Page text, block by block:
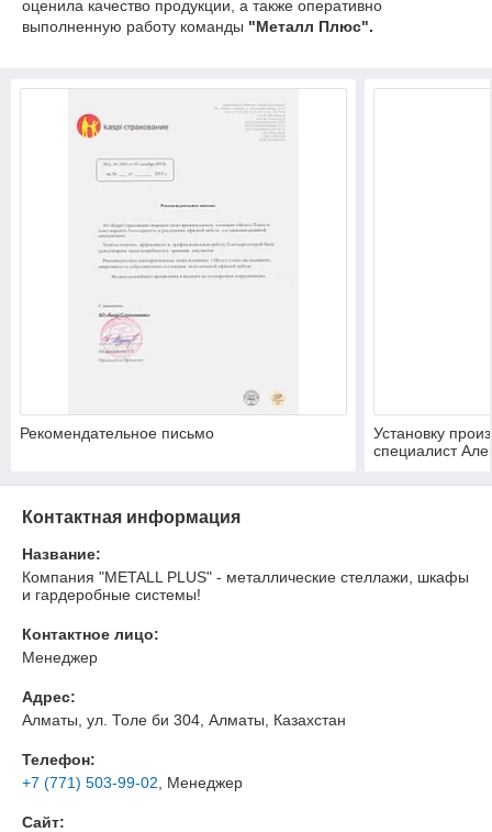
оценила качество продукции, а также оперативно
выполненную работу команды "Металл Плюс".
Рекомендательное письмо
Установку
специалист
Контактная информация
Название:
Компания "METALL PLUS" - металлические стеллажи, шкафы
и гардеробные системы!
Контактное лицо:
Менеджер
Адрес:
Алматы, ул. Толе би 304, Алматы, Казахстан
Телефон:
+7 (771) 503-99-02 , Менеджер
Сайт: